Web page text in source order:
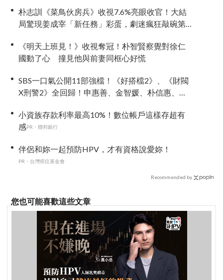
朴志訓《菜鳥伙房兵》收視7.6%亮眼收官！大結
局驚現姜成宰「新任務」彩蛋，劇迷瘋狂敲碗第
《明天上班見！》收視奪冠！朴智賢察覺對徐仁
國動了心 撞見他與前妻同框心好慌
SBS一口氣公開11部強檔！《好搭檔2》、《財閥
X刑警2》全回歸！申惠善、金智媛、朴信惠、金
小資族存款利率最高10%！數位帳戶這樣存超有
感PR・聯邦銀行
伴侶和妳一起預防HPV，才有資格說愛妳！
PR・台灣癌症基金會
Recommended by
您也可能喜歡這些文章